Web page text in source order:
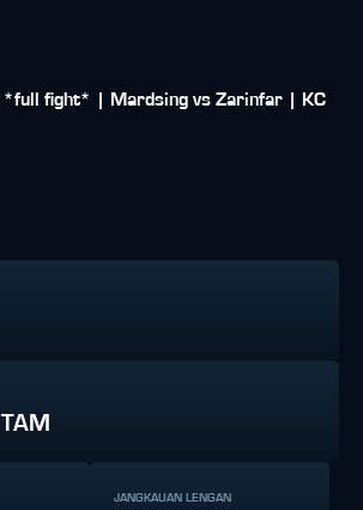
*full fight* | Mardsing vs Zarinfar | KC
JANGKAUAN LENGAN